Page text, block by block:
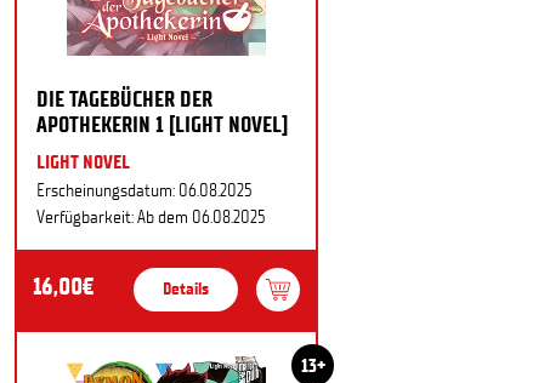
DIE TAGEBÜCHER DER
APOTHEKERIN 1 [LIGHT NOVEL]
LIGHT NOVEL
Erscheinungsdatum: 06.08.2025
Verfügbarkeit: Ab dem 06.08.2025
16,00€ Details
13+